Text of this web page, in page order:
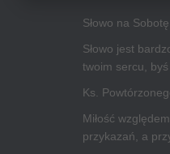
Słowo na
Słowo jest
twoim sercu, byś
Ks.
Miłość
przykazań, a